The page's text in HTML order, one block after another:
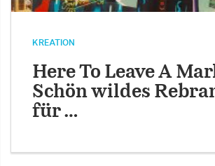
KREATION
Here To Leave A
Schön wildes
für …